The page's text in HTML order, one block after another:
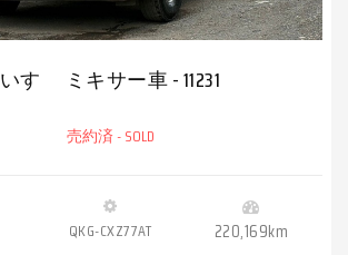
いすゞ ミキサー車 - 11231
売約済 - SOLD
QKG-CXZ77AT 220,169km